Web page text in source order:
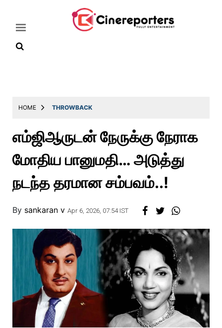
Latest
Throwback
Television
Reviews
Photos
Story
HOME THROWBACK
எம்ஜிஆருடன் நேருக்கு நேராக
மோதிய பானுமதி… அடுத்து
நடந்த தரமான சம்பவம்..!
By sankaran v Apr 6, 2026, 07:54 IST